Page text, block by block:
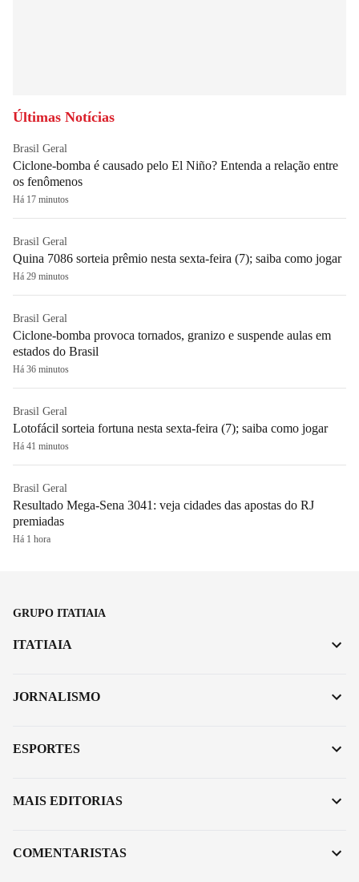
Últimas Notícias
Brasil Geral
Ciclone-bomba é causado pelo El Niño? Entenda a relação entre
os fenômenos
Há 17 minutos
Brasil Geral
Quina 7086 sorteia prêmio nesta sexta-feira (7); saiba como jogar
Há 29 minutos
Brasil Geral
Ciclone-bomba provoca tornados, granizo e suspende aulas em
estados do Brasil
Há 36 minutos
Brasil Geral
Lotofácil sorteia fortuna nesta sexta-feira (7); saiba como jogar
Há 41 minutos
Brasil Geral
Resultado Mega-Sena 3041: veja cidades das apostas do RJ
premiadas
Há 1 hora
GRUPO ITATIAIA
ITATIAIA
JORNALISMO
ESPORTES
MAIS EDITORIAS
COMENTARISTAS